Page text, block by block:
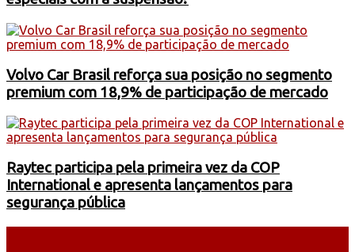
Volvo Car Brasil reforça sua posição no segmento
premium com 18,9% de participação de mercado
Raytec participa pela primeira vez da COP
International e apresenta lançamentos para
segurança pública